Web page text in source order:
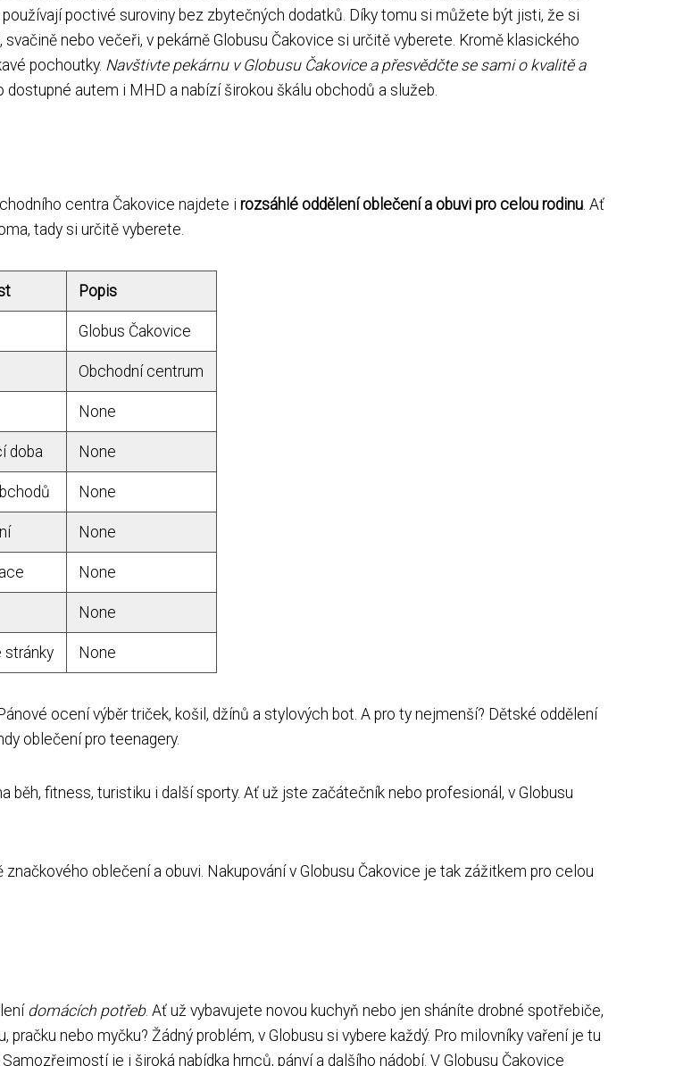
poctivé suroviny bez zbytečných dodatků. Díky tomu si můžete být jisti, že si
nebo večeři, v pekárně Globusu Čakovice si určitě vyberete. Kromě klasického
pochoutky. Navštivte pekárnu v Globusu Čakovice a přesvědčte se sami o kvalitě a
autem i MHD a nabízí širokou škálu obchodů a služeb.
centra Čakovice najdete i rozsáhlé oddělení oblečení a obuvi pro celou rodinu . Ať
tady si určitě vyberete.
Popis
Globus Čakovice
Obchodní centrum
None
doba None
None
None
None
None
stránky None
ocení výběr triček, košil, džínů a stylových bot. A pro ty nejmenší? Dětské oddělení
oblečení pro teenagery.
fitness, turistiku i další sporty. Ať už jste začátečník nebo profesionál, v Globusu
značkového oblečení a obuvi. Nakupování v Globusu Čakovice je tak zážitkem pro celou
domácích potřeb. Ať už vybavujete novou kuchyň nebo jen sháníte drobné spotřebiče,
nebo myčku? Žádný problém, v Globusu si vybere každý. Pro milovníky vaření je tu
je i široká nabídka hrnců, pánví a dalšího nádobí. V Globusu Čakovice